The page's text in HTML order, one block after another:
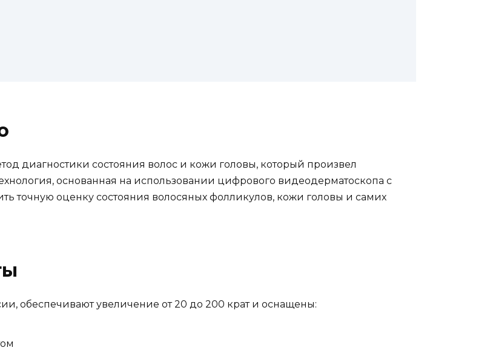
диагностики состояния волос и кожи головы, который произвел
основанная на использовании цифрового видеодерматоскопа с
точную оценку состояния волосяных фолликулов, кожи головы и самих
обеспечивают увеличение от 20 до 200 крат и оснащены: